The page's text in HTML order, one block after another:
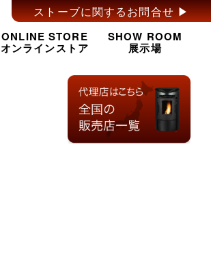
ストーブに関するお問合せ ▶︎
ONLINE STORE
オンラインストア
SHOW ROOM
展示場